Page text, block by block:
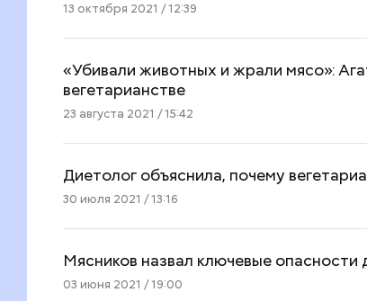
13 октября 2021 / 12:39
«Убивали животных и жрали мясо»:
вегетарианстве
23 августа 2021 / 15:42
Диетолог объяснила, почему
30 июля 2021 / 13:16
Мясников назвал ключевые опасности
03 июня 2021 / 19:00